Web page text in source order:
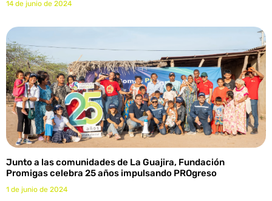
14 de junio de 2024
Junto a las comunidades de La Guajira, Fundación
Promigas celebra 25 años impulsando PROgreso
1 de junio de 2024